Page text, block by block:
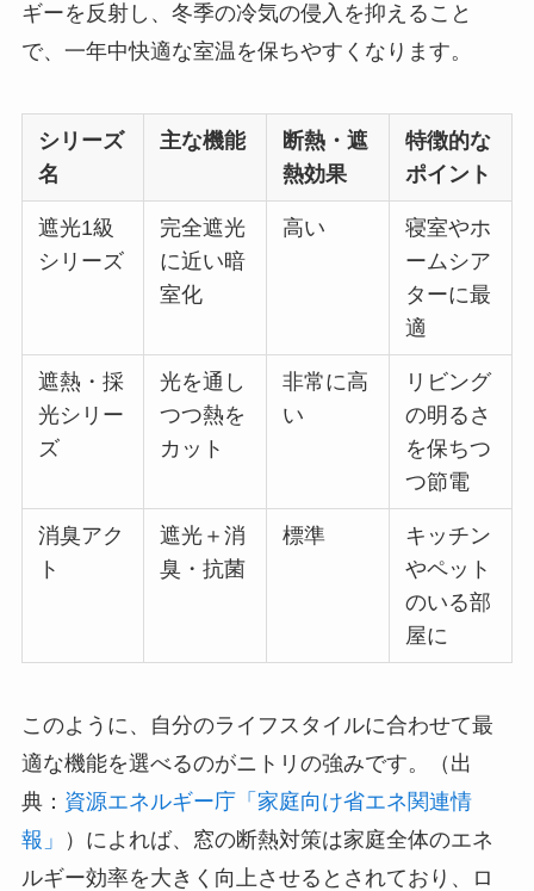
ギーを反射し、冬季の冷気の侵入を抑えること
で、一年中快適な室温を保ちやすくなります。
シリーズ
名
主な機能
断熱・遮
熱効果
特徴的な
ポイント
遮光1級
シリーズ
完全遮光
に近い暗
室化
高い
寝室やホ
ームシア
ターに最
適
遮熱・採
光シリー
ズ
光を通し
つつ熱を
カット
非常に高
い
リビング
の明るさ
を保ちつ
つ節電
消臭アク
ト
遮光＋消
臭・抗菌
標準
キッチン
やペット
のいる部
屋に
このように、自分のライフスタイルに合わせて最
適な機能を選べるのがニトリの強みです。（出
典： 資源エネルギー庁「家庭向け省エネ関連情
報」
）によれば、窓の断熱対策は家庭全体のエネ
ルギー効率を大きく向上させるとされており、ロ